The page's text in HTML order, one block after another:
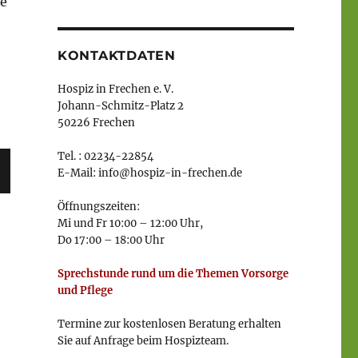
KONTAKTDATEN
Hospiz in Frechen e. V.
Johann-Schmitz-Platz 2
50226 Frechen
Tel. : 02234-22854
E-Mail: info@hospiz-in-frechen.de
Öffnungszeiten:
Mi und Fr 10:00 – 12:00 Uhr,
Do 17:00 – 18:00 Uhr
Sprechstunde rund um die Themen Vorsorge
und Pflege
Termine zur kostenlosen Beratung erhalten
Sie auf Anfrage beim Hospizteam.